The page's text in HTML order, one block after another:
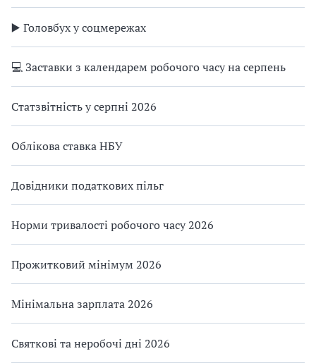
▶️ Головбух у соцмережах
💻 Заставки з календарем робочого часу на серпень
Статзвітність у серпні 2026
Облікова ставка НБУ
Довідники податкових пільг
Норми тривалості робочого часу 2026
Прожитковий мінімум 2026
Мінімальна зарплата 2026
Святкові та неробочі дні 2026